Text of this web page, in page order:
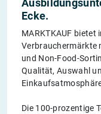
Ecke.
MARKTKAUF bietet
Verbrauchermärkte
und Non-Food-
Qualität, Auswahl
Die 100-prozentige